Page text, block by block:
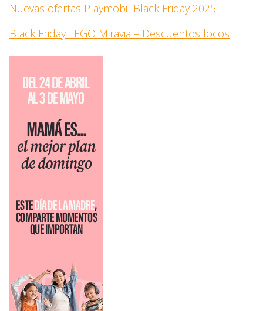
Nuevas ofertas Playmobil Black Friday 2025
Black Friday LEGO Miravia – Descuentos locos